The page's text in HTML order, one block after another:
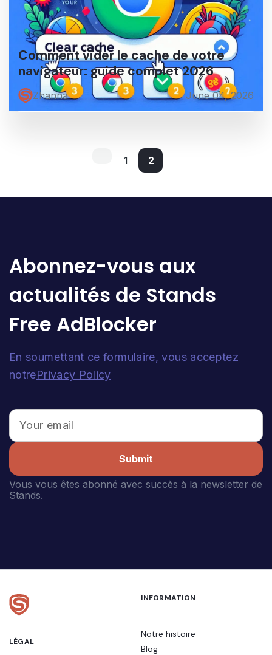
Comment vider le cache de votre
navigateur: guide complet 2026
Zhanna June 04, 2026
1 2
Abonnez-vous aux
actualités de Stands
Free AdBlocker
En soumettant ce formulaire, vous acceptez
notrePrivacy Policy
Submit
Vous vous êtes abonné avec succès à la newsletter de
Stands.
INFORMATION
Notre histoire
Blog
LÉGAL